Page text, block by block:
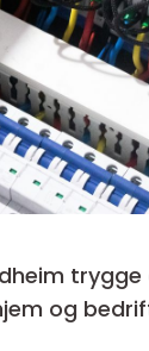
og smarte
og